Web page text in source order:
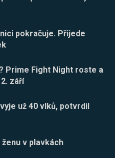
pokračuje. Přijede
Prime Fight Night roste a
září
už 40 vlků, potvrdil
v plavkách